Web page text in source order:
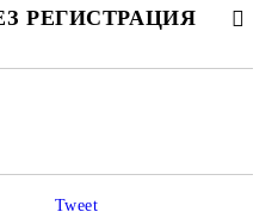
РЕГИСТРАЦИЯ
Tweet